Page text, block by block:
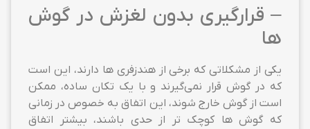
– قرارگیری بدون لغزش در گوش
ها
یکی از مشکلاتی که برخی از هندزفری ها دارند، این است
که در گوش قرار نمی‌گیرند و با یک تکان ساده، ممکن
است از گوش خارج شوند، این اتفاق به خصوص در زمانی
که گوش ها کوچک تر از حدی باشند، بیشتر اتفاق